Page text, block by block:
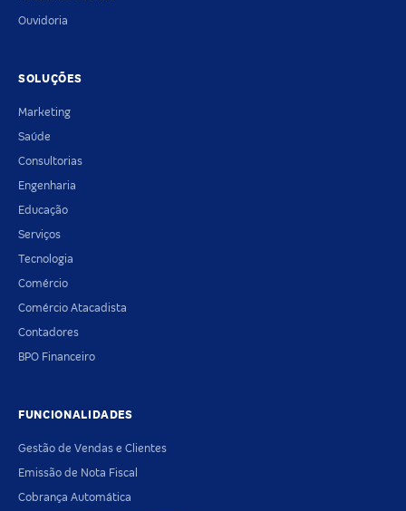
Ouvidoria
SOLUÇÕES
Marketing
Saúde
Consultorias
Engenharia
Educação
Serviços
Tecnologia
Comércio
Comércio Atacadista
Contadores
BPO Financeiro
FUNCIONALIDADES
Gestão de Vendas e Clientes
Emissão de Nota Fiscal
Cobrança Automática